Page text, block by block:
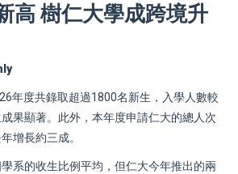
高 樹仁大學成跨境升
年度共錄取超過1800名新生，入學人數較
果顯著。此外，本年度申請仁大的總人次
增長約三成。
系的收生比例平均，但仁大今年推出的兩